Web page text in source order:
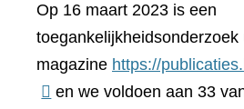
Op 16 maart 2023 is een
toegankelijkheidsonderzoek
magazine https://
en we voldoen aan 33